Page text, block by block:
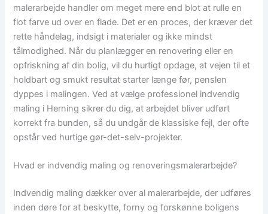
malerarbejde handler om meget mere end blot at rulle en
flot farve ud over en flade. Det er en proces, der kræver det
rette håndelag, indsigt i materialer og ikke mindst
tålmodighed. Når du planlægger en renovering eller en
opfriskning af din bolig, vil du hurtigt opdage, at vejen til et
holdbart og smukt resultat starter længe før, penslen
dyppes i malingen. Ved at vælge professionel indvendig
maling i Herning sikrer du dig, at arbejdet bliver udført
korrekt fra bunden, så du undgår de klassiske fejl, der ofte
opstår ved hurtige gør-det-selv-projekter.
Hvad er indvendig maling og renoveringsmalerarbejde?
Indvendig maling dækker over al malerarbejde, der udføres
inden døre for at beskytte, forny og forskønne boligens